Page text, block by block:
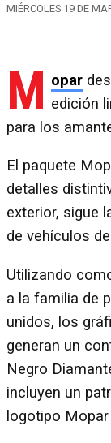
MIÉRCOLES 19 DE
M opar
edición
para los
El paquete
detalles
exterior, sigue
de vehículos
Utilizando
a la familia de
unidos, los
generan un
Negro
incluyen un
logotipo